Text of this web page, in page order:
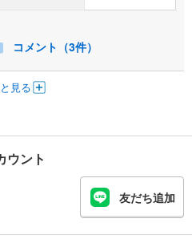
コメント（3件）
見る
ウント
友だち追加